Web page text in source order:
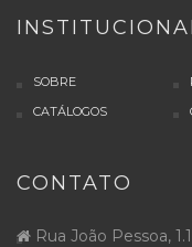
SOBRE
CATÁLOGOS
CONTATO
Rua João Pessoa,